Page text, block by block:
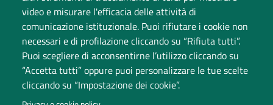
video e misurare l'efficacia delle attività di
comunicazione istituzionale. Puoi rifiutare i cookie non
necessari e di profilazione cliccando su “Rifiuta tutti”.
Puoi scegliere di acconsentirne l’utilizzo cliccando su
“Accetta tutti” oppure puoi personalizzare le tue scelte
cliccando su “Impostazione dei cookie”.
Università degli Studi dell'Insubria
Sede legale: via Ravasi 2, 21100 Varese